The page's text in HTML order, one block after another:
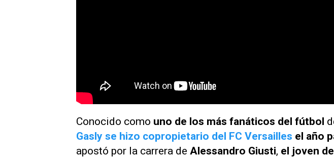
Conocido como uno de los más fanáticos del fútbol
Gasly se hizo copropietario del FC Versailles el año
apostó por la carrera de Alessandro Giusti, el joven